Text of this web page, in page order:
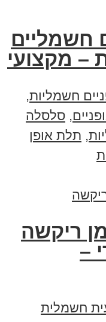
מקצועי
חשמליות,
,סלסלה
תלת אופן
ריקשה